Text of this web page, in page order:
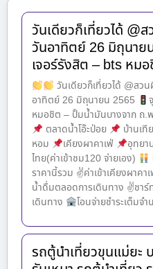
วันเดียวก็เที่ยวได้ @
วันอาทิตย์ 26 มิถุนาย
เจอร์รังสิต – bts หม
วันเดียวก็เที่ยวได้ @สว
อาทิตย์ 26 มิถุนายน 2565
หมอชิต – ปั้มน้ำมันบางจาก ถ.
ตลาดน้ำโอ๊ะป่อย
บ้านเ
หอม
เคียงผาคาเฟ่ อุทยา
ไทย(ค่าเข้าชม120 จ่ายเอง)
ราคานี้รวม ✌ค่าเข้าเคียงผาค
น้ำดื่มตลอดการเดินทาง ✌ชา
เดินทาง
โอนจ่ายชำระเต็มจ
รถตู้นำเที่ยวขุนแม่ยะ